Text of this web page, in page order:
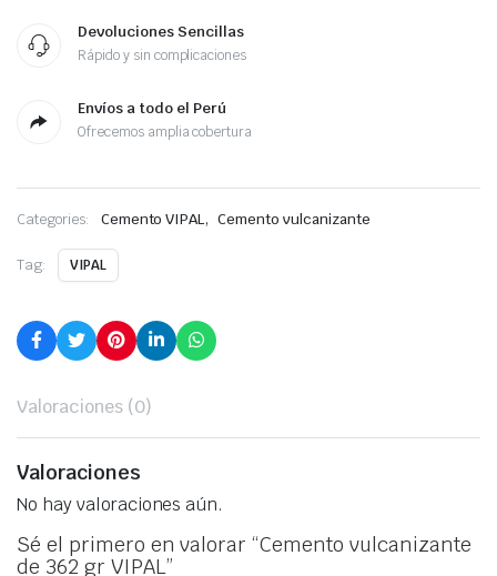
Devoluciones Sencillas
Rápido y sin complicaciones
Envíos a todo el Perú
Ofrecemos amplia cobertura
Categories: Cemento VIPAL, Cemento vulcanizante
Tag: VIPAL
Valoraciones (0)
Valoraciones
No hay valoraciones aún.
Sé el primero en valorar “Cemento vulcanizante
de 362 gr VIPAL”